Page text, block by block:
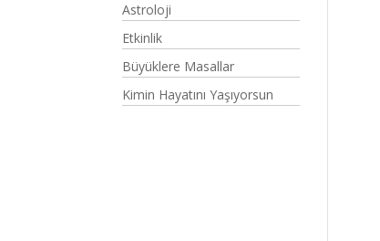
Astroloji
Etkinlik
Büyüklere Masallar
Kimin Hayatını Yaşıyorsun